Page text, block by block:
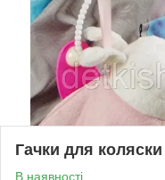
Гачки для
В наявності